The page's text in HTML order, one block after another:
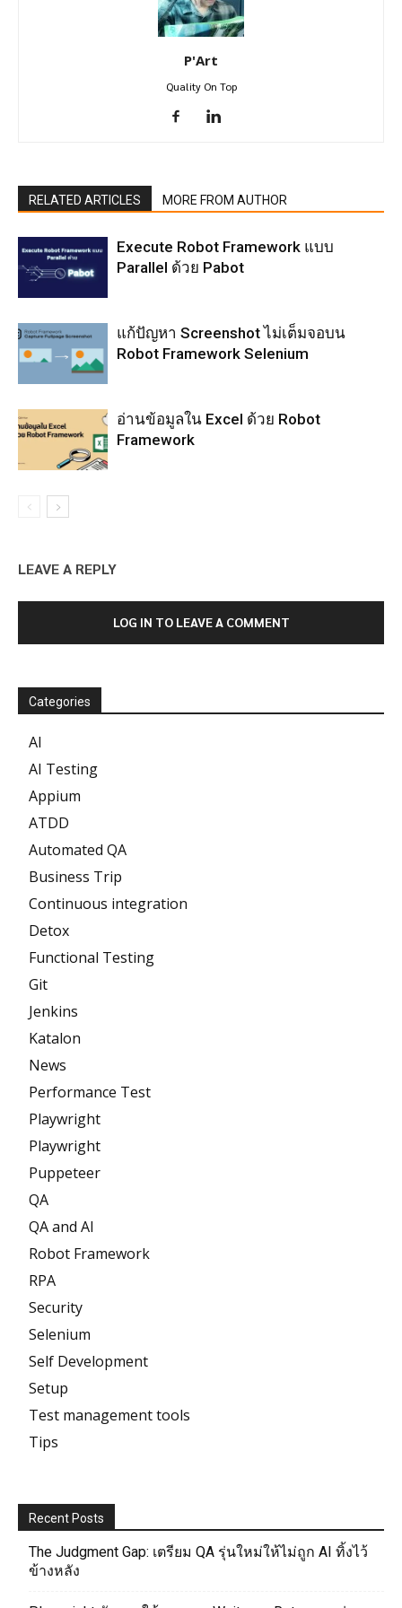
P'Art
Quality On Top
RELATED ARTICLES MORE FROM AUTHOR
Execute Robot Framework แบบ
Parallel ด้วย Pabot
แก้ปัญหา Screenshot ไม่เต็มจอบน
Robot Framework Selenium
อ่านข้อมูลใน Excel ด้วย Robot
Framework
LEAVE A REPLY
LOG IN TO LEAVE A COMMENT
Categories
AI
AI Testing
Appium
ATDD
Automated QA
Business Trip
Continuous integration
Detox
Functional Testing
Git
Jenkins
Katalon
News
Performance Test
Playwright
Playwright
Puppeteer
QA
QA and AI
Robot Framework
RPA
Security
Selenium
Self Development
Setup
Test management tools
Tips
Recent Posts
The Judgment Gap: เตรียม QA รุ่นใหม่ให้ไม่ถูก AI ทิ้งไว้
ข้างหลัง